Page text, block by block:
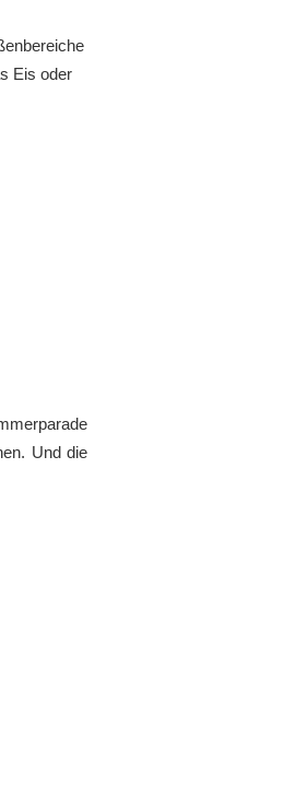
Eis oder
Und die